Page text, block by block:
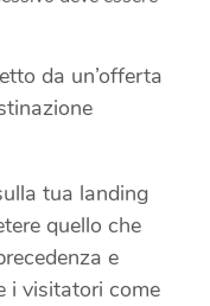
da un’offerta
tua landing
quello che
e
i visitatori come